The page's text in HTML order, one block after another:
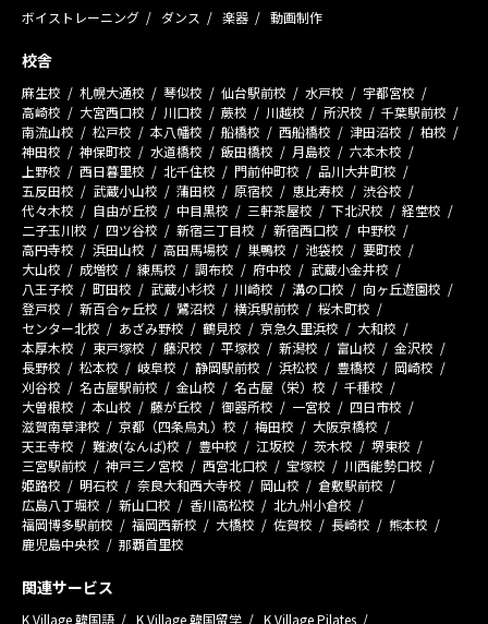
ボイストレーニング ダンス 楽器 動画制作
校舎
麻生校 札幌大通校 琴似校 仙台駅前校 水戸校
宇都宮校
高崎校
大宮西口校 川口校 蕨校 川越校 所沢校
千葉駅前校
南流山校
松戸校 本八幡校 船橋校 西船橋校 津田沼校
柏校
神田校
神保町校 水道橋校 飯田橋校 月島校
六本木校
上野校
西日暮里校 北千住校 門前仲町校
品川大井町校
五反田校
武蔵小山校 蒲田校 原宿校 恵比寿校
渋谷校
代々木校
自由が丘校 中目黒校 三軒茶屋校 下北沢校
経堂校
二子玉川校
四ツ谷校 新宿三丁目校 新宿西口校
中野校
高円寺校
浜田山校 高田馬場校 巣鴨校 池袋校
要町校
大山校
成増校 練馬校 調布校 府中校
武蔵小金井校
八王子校
町田校 武蔵小杉校 川崎校 溝の口校
向ヶ丘遊園校
登戸校
新百合ヶ丘校 鷺沼校 横浜駅前校
桜木町校
センター北校
あざみ野校 鶴見校 京急久里浜校
大和校
本厚木校
東戸塚校 藤沢校 平塚校 新潟校 富山校
金沢校
長野校
松本校 岐阜校 静岡駅前校 浜松校 豊橋校
岡崎校
刈谷校
名古屋駅前校 金山校 名古屋（栄）校
千種校
大曽根校
本山校 藤が丘校 御器所校 一宮校
四日市校
滋賀南草津校
京都（四条烏丸）校 梅田校
大阪京橋校
天王寺校
難波(なんば)校 豊中校 江坂校 茨木校
堺東校
三宮駅前校
神戸三ノ宮校 西宮北口校 宝塚校
川西能勢口校
姫路校
明石校 奈良大和西大寺校 岡山校
倉敷駅前校
広島八丁堀校
新山口校 香川高松校
北九州小倉校
福岡博多駅前校
福岡西新校 大橋校 佐賀校 長崎校
熊本校
鹿児島中央校
那覇首里校
関連サービス
K Village 韓国語 K Village 韓国留学 K Village Pilates